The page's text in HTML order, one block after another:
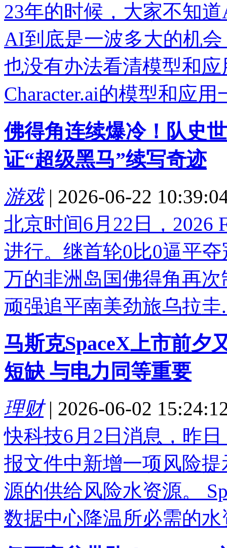
23年的时候，大家不知
AI到底是一波多大的机
也没有办法看清模型和
Character.ai的模型和应用
佛得角连续爆冷！队史
证“超级黑马”续写奇迹
游戏| 2026-06-22
北京时间6月22日，2026
进行。继首轮0比0逼平
万的非洲岛国佛得角再
顽强追平南美劲旅乌拉圭
马斯克SpaceX上市前夕
短缺 与电力同等重要
理财| 2026-06-02
快科技6月2日消息，昨
报文件中新增一项风险
源的供给风险水资源。
数据中心降温所必需的水